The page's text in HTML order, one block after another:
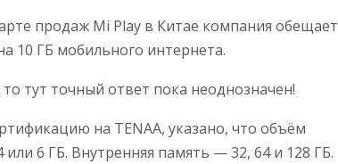
продаж Mi Play в Китае компания обещает
10 ГБ мобильного интернета.
тут точный ответ пока неоднозначен!
на TENAA, указано, что объём
6 ГБ. Внутренняя память — 32, 64 и 128 ГБ.